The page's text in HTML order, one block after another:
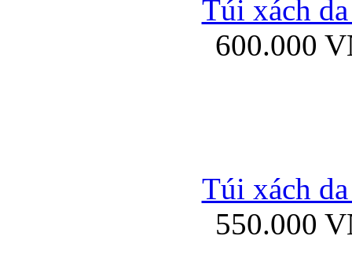
Bao da iPhone 5
Túi xách
600.000
Túi xách
550.000